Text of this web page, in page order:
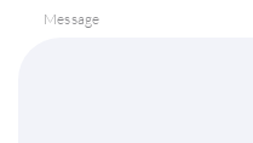
Message